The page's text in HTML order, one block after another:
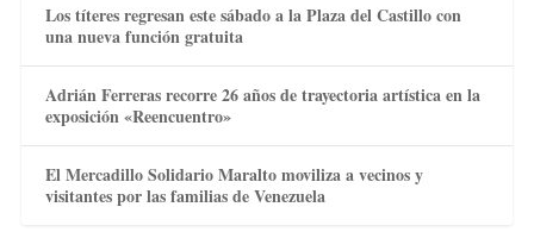
Los títeres regresan este sábado a la Plaza del Castillo con
una nueva función gratuita
Adrián Ferreras recorre 26 años de trayectoria artística en la
exposición «Reencuentro»
El Mercadillo Solidario Maralto moviliza a vecinos y
visitantes por las familias de Venezuela